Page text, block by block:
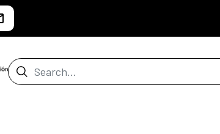
Search Bar